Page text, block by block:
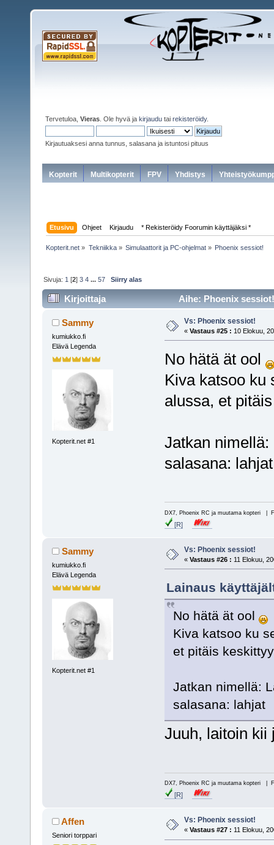
Tervetuloa, Vieras . Ole hyvä ja kirjaudu tai rekisteröidy.
Kirjautuaksesi anna tunnus, salasana ja istuntosi pituus
Kopterit Multikopterit FPV Yhdistys
Etusivu Ohjeet Kirjaudu * Rekisteröidy Foorumin käyttäjäksi *
Kopterit.net » Tekniikka» Simulaattorit ja PC-ohjelmat» Phoenix sessiot!
Sivuja: 1 [2]3 4 ...57 Siirry alas
Kirjoittaja Aihe: Phoenix
Sammy
kumiukko.fi
Elävä Legenda
Kopterit.net #1
Vs: Phoenix sessiot!
« Vastaus #25 : 10 Elokuu,
No hätä ät ool
Kiva katsoo ku
alussa, et
Jatkan nimellä:
salasana: lahjat
DX7, Phoenix RC ja muutama kopteri |
[R]
Sammy
kumiukko.fi
Elävä Legenda
Kopterit.net #1
Vs: Phoenix sessiot!
« Vastaus #26 : 11 Elokuu,
Lainaus
No hätä ät ool
Kiva katsoo ku
et pitäis
Jatkan nimellä:
salasana: lahjat
Juuh, laitoin kii
DX7, Phoenix RC ja muutama kopteri |
[R]
Affen
Seniori torppari
Vs: Phoenix sessiot!
« Vastaus #27 : 11 Elokuu,